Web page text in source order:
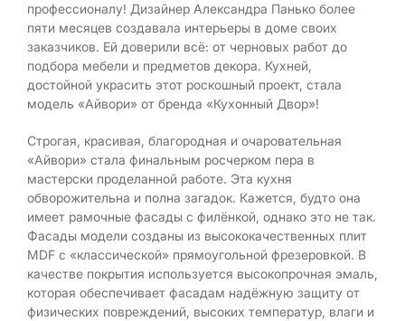
профессионалу! Дизайнер Александра Панько более
пяти месяцев создавала интерьеры в доме своих
заказчиков. Ей доверили всё: от черновых работ до
подбора мебели и предметов декора. Кухней,
достойной украсить этот роскошный проект, стала
модель «Айвори» от бренда «Кухонный Двор»!
Строгая, красивая, благородная и очаровательная
«Айвори» стала финальным росчерком пера в
мастерски проделанной работе. Эта кухня
обворожительна и полна загадок. Кажется, будто она
имеет рамочные фасады с филёнкой, однако это не так.
Фасады модели созданы из высококачественных плит
MDF с «классической» прямоугольной фрезеровкой. В
качестве покрытия используется высокопрочная эмаль,
которая обеспечивает фасадам надёжную защиту от
физических повреждений, высоких температур, влаги и